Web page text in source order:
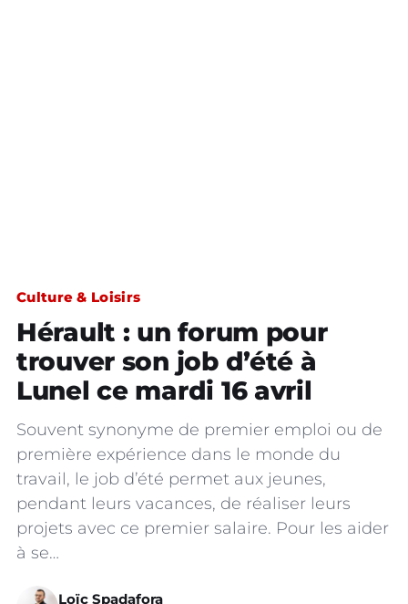
Culture & Loisirs
Hérault : un forum pour
trouver son job d’été à
Lunel ce mardi 16 avril
Souvent synonyme de premier emploi ou de
première expérience dans le monde du
travail, le job d’été permet aux jeunes,
pendant leurs vacances, de réaliser leurs
projets avec ce premier salaire. Pour les aider
à se…
Loïc Spadafora